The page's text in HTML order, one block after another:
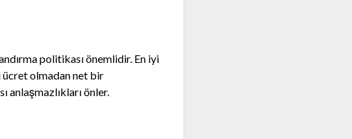
politikası önemlidir. En iyi
olmadan net bir
anlaşmazlıkları önler.